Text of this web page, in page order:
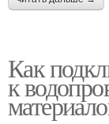
Как
к